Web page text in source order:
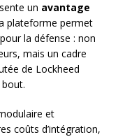
un avantage
plateforme permet
la défense : non
mais un cadre
de Lockheed
et
coûts d’intégration,